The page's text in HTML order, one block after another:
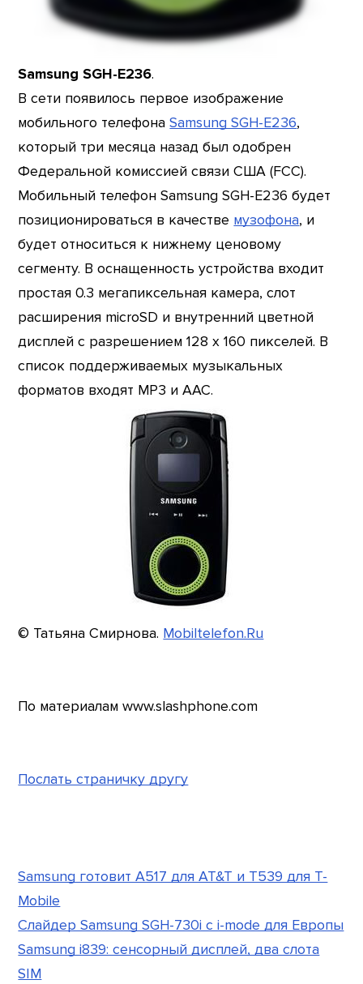
Samsung SGH-E236.
В сети появилось первое изображение
мобильного телефонаSamsung SGH-E236,
который три месяца назад был одобрен
Федеральной комиссией связи США (FCC).
Мобильный телефон Samsung SGH-E236 будет
позиционироваться в качестве музофона, и
будет относиться к нижнему ценовому
сегменту. В оснащенность устройства входит
простая 0.3 мегапиксельная камера, слот
расширения microSD и внутренний цветной
дисплей с разрешением 128 х 160 пикселей. В
список поддерживаемых музыкальных
форматов входят MP3 и AAC.
© Татьяна Смирнова. Mobiltelefon.Ru
По материалам www.slashphone.com
Послать страничку другу
Samsung готовит A517 для AT&T и T539 для T-
Mobile
Слайдер Samsung SGH-730i с i-mode для Европы
Samsung i839: сенсорный дисплей, два слота
SIM